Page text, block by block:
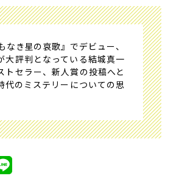
き星の哀歌』でデビュー、
大評判となっている結城真一
セラー、新人賞の投稿へと
のミステリーについての思